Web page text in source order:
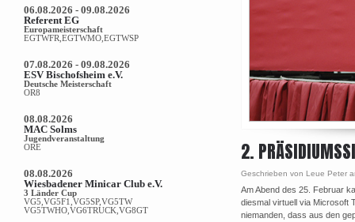
2.
Geschrieben von Leue Peter
Am Abend des 25. Februar
diesmal virtuell via Microsoft
niemanden, dass aus den
06.08.2026 - 09.08.2026
Referent EG
Europameisterschaft
EGTWFR,EGTWMO,EGTWSP
07.08.2026 - 09.08.2026
ESV Bischofsheim e.V.
Deutsche Meisterschaft
OR8
08.08.2026
MAC Solms
Jugendveranstaltung
ORE
08.08.2026
Wiesbadener Minicar Club e.V.
3 Länder Cup
VG5,VG5F1,VG5SP,VG5TW
VG5TWHO,VG6TRUCK,VG8GT